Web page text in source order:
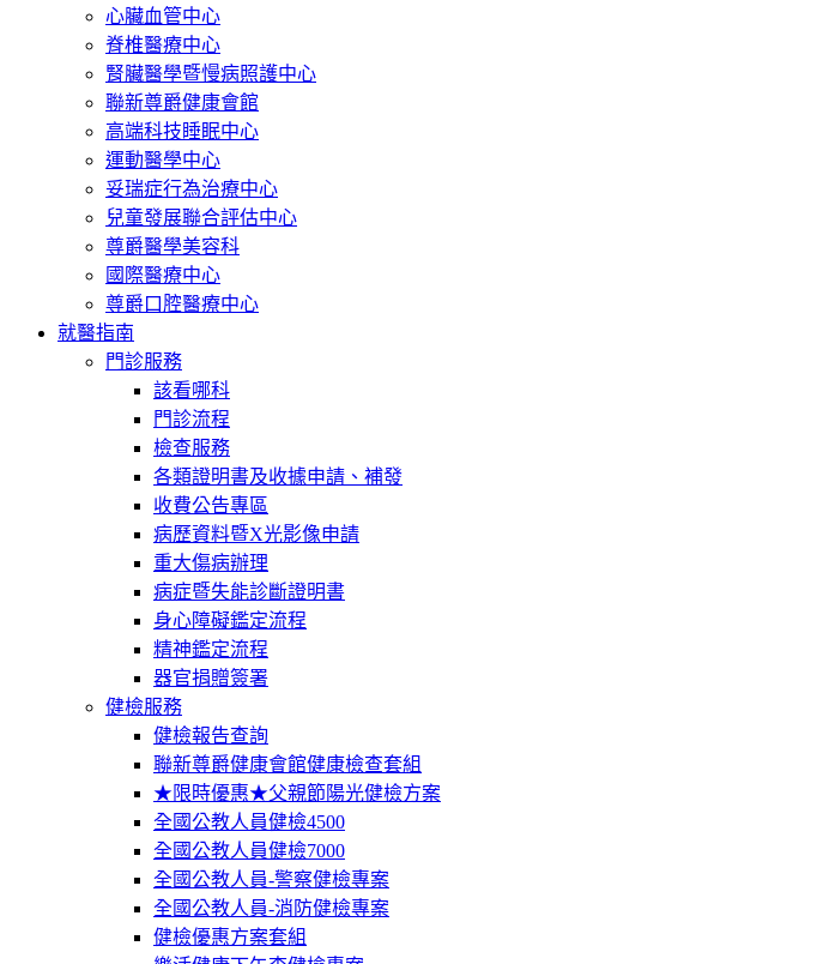
心臟血管中心
脊椎醫療中心
腎臟醫學暨慢病照護中心
聯新尊爵健康會館
高端科技睡眠中心
運動醫學中心
妥瑞症行為治療中心
兒童發展聯合評估中心
尊爵醫學美容科
國際醫療中心
尊爵口腔醫療中心
就醫指南
門診服務
該看哪科
門診流程
檢查服務
各類證明書及收據申請、補發
收費公告專區
病歷資料暨X光影像申請
重大傷病辦理
病症暨失能診斷證明書
身心障礙鑑定流程
精神鑑定流程
器官捐贈簽署
健檢服務
健檢報告查詢
聯新尊爵健康會館健康檢查套組
★限時優惠★父親節陽光健檢方案
全國公教人員健檢4500
全國公教人員健檢7000
全國公教人員-警察健檢專案
全國公教人員-消防健檢專案
健檢優惠方案套組